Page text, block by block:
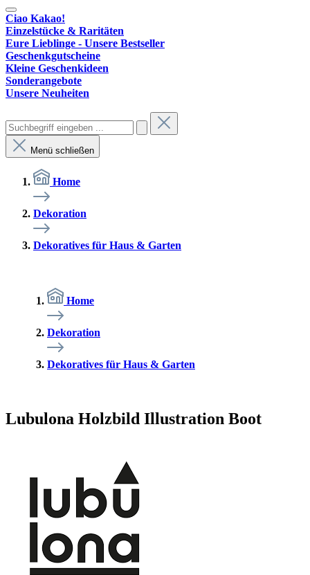
Ciao Kakao!
Einzelstücke & Raritäten
Eure Lieblinge - Unsere Bestseller
Geschenkgutscheine
Kleine Geschenkideen
Sonderangebote
Unsere Neuheiten
Menü schließen
Home
Dekoration
Dekoratives für Haus & Garten
Home
Dekoration
Dekoratives für Haus & Garten
Lubulona Holzbild Illustration Boot